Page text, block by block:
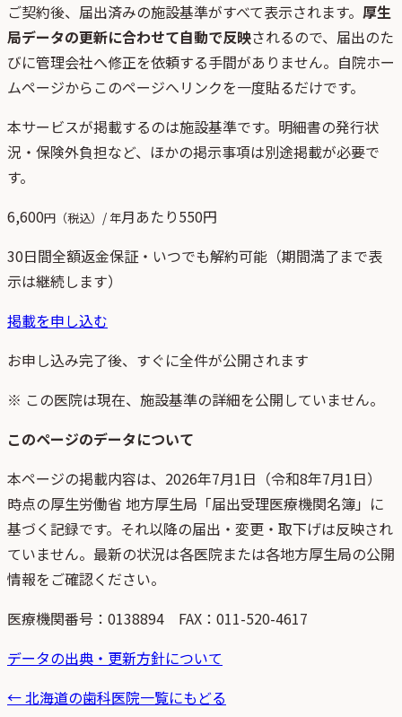
ご契約後、 届出済みの施設基準がすべて表示されます。 厚生
局データの更新に合わせて自動で反映されるので、届出のた
びに管理会社へ修正を依頼する手間がありません。自院ホー
ムページからこのページへリンクを一度貼るだけです。
本サービスが掲載するのは施設基準です。明細書の発行状
況・保険外負担など、ほかの掲示事項は別途掲載が必要で
す。
6,600円（税込）/ 年月あたり550円
30日間全額返金保証・いつでも解約可能（期間満了まで表
示は継続します）
掲載を申し込む
お申し込み完了後、すぐに全件が公開されます
※ この医院は現在、施設基準の詳細を公開していません。
このページのデータについて
本ページの掲載内容は、 2026年7月1日 （令和8年7月1日）
時点の厚生労働省 地方厚生局「届出受理医療機関名簿」 に
基づく記録です。それ以降の届出・変更・取下げは反映され
ていません。最新の状況は各医院または各地方厚生局の公開
情報をご確認ください。
医療機関番号： 0138894 FAX：011-520-4617
データの出典・更新方針について
←北海道の歯科医院一覧にもどる